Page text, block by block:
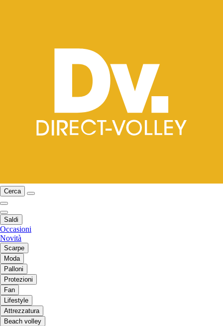
Cerca
Saldi
Occasioni
Novità
Scarpe
Moda
Palloni
Protezioni
Fan
Lifestyle
Attrezzatura
Beach volley